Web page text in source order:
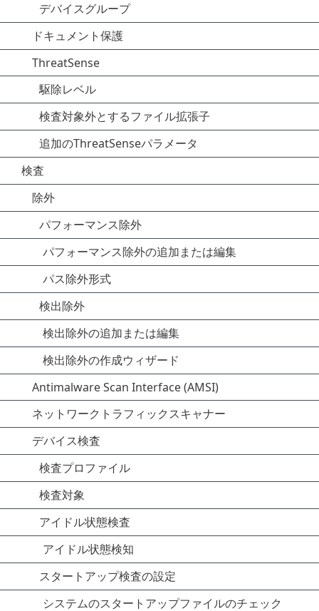
デバイスグループ
ドキュメント保護
ThreatSense
駆除レベル
検査対象外とするファイル拡張子
追加のThreatSenseパラメータ
検査
除外
パフォーマンス除外
パフォーマンス除外の追加または編集
パス除外形式
検出除外
検出除外の追加または編集
検出除外の作成ウィザード
Antimalware Scan Interface (AMSI)
ネットワークトラフィックスキャナー
デバイス検査
検査プロファイル
検査対象
アイドル状態検査
アイドル状態検知
スタートアップ検査の設定
システムのスタートアップファイルのチェック